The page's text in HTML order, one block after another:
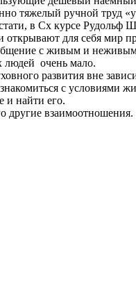
тяжелый ручной труд
в Сх курсе Рудольф
для себя мир
с живым и
людей очень мало.
развития вне
с условиями
и найти его.
другие взаимоотношения.